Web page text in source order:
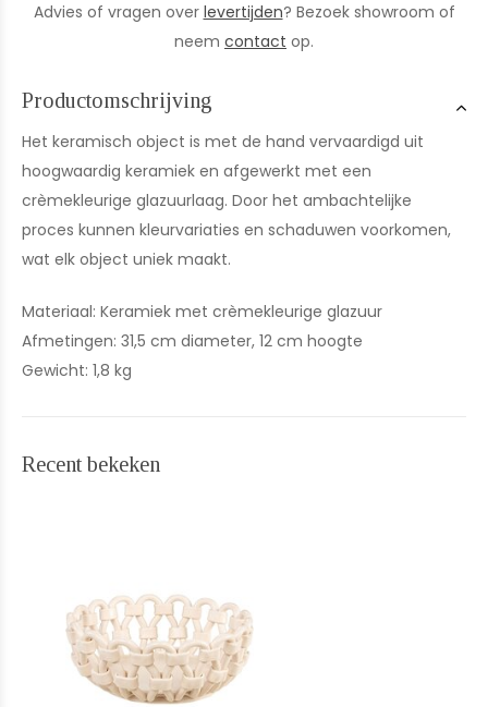
Advies of vragen over levertijden? Bezoek showroom of
neem contact op.
Productomschrijving
Het keramisch object is met de hand vervaardigd uit
hoogwaardig keramiek en afgewerkt met een
crèmekleurige glazuurlaag. Door het ambachtelijke
proces kunnen kleurvariaties en schaduwen voorkomen,
wat elk object uniek maakt.
Materiaal: Keramiek met crèmekleurige glazuur
Afmetingen: 31,5 cm diameter, 12 cm hoogte
Gewicht: 1,8 kg
Recent bekeken